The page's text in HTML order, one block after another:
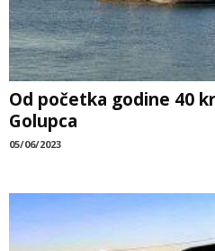
Od početka godine 40
Golupca
05/06/2023